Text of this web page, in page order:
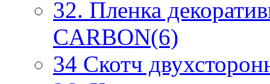
32. Пленка
CARBON(6)
34 Скотч